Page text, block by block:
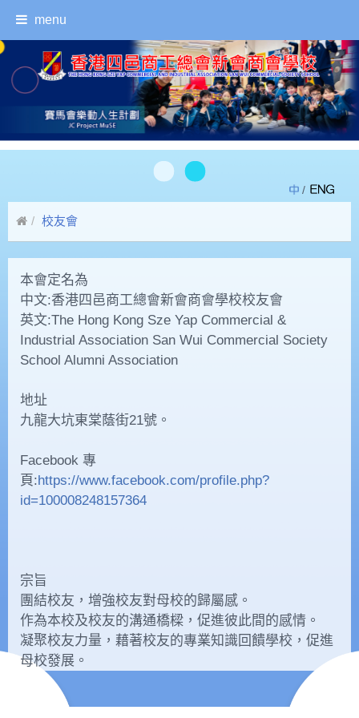
menu
/
校友會
本會定名為
中文:香港四邑商工總會新會商會學校校友會
英文:The Hong Kong Sze Yap Commercial &
Industrial Association San Wui Commercial Society
School Alumni Association
地址
九龍大坑東棠蔭街21號。
Facebook 專
頁:https://www.facebook.com/profile.php?
id=100008248157364
宗旨
團結校友，增強校友對母校的歸屬感。
作為本校及校友的溝通橋樑，促進彼此間的感情。
凝聚校友力量，藉著校友的專業知識回饋學校，促進
母校發展。